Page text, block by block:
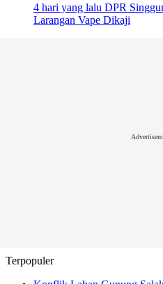
4 hari yang lalu DPR
Larangan Vape Dikaji
Terpopuler